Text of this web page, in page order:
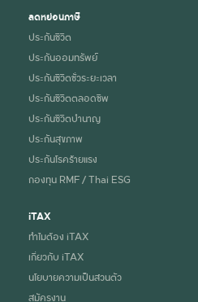
ลดหย่อนภาษี
ประกันชีวิต
ประกันออมทรัพย์
ประกันชีวิตชั่วระยะเวลา
ประกันชีวิตตลอดชีพ
ประกันชีวิตบำนาญ
ประกันสุขภาพ
ประกันโรคร้ายแรง
กองทุน RMF / Thai ESG
iTAX
ทำไมต้อง iTAX
เกี่ยวกับ iTAX
นโยบายความเป็นส่วนตัว
สมัครงาน